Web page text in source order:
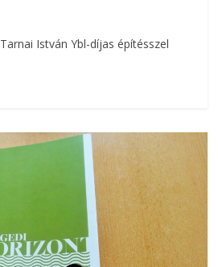
István Ybl-díjas építésszel